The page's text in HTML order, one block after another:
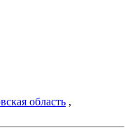
область ,